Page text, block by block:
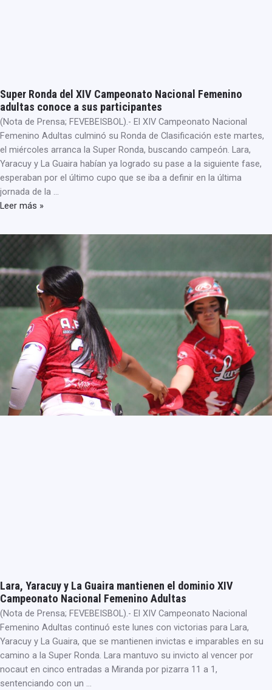
Super Ronda del XIV Campeonato Nacional Femenino
adultas conoce a sus participantes
(Nota de Prensa; FEVEBEISBOL).- El XIV Campeonato Nacional
Femenino Adultas culminó su Ronda de Clasificación este martes,
el miércoles arranca la Super Ronda, buscando campeón. Lara,
Yaracuy y La Guaira habían ya logrado su pase a la siguiente fase,
esperaban por el último cupo que se iba a definir en la última
jornada de la …
Leer más »
Lara, Yaracuy y La Guaira mantienen el dominio XIV
Campeonato Nacional Femenino Adultas
(Nota de Prensa; FEVEBEISBOL).- El XIV Campeonato Nacional
Femenino Adultas continuó este lunes con victorias para Lara,
Yaracuy y La Guaira, que se mantienen invictas e imparables en su
camino a la Super Ronda. Lara mantuvo su invicto al vencer por
nocaut en cinco entradas a Miranda por pizarra 11 a 1,
sentenciando con un …